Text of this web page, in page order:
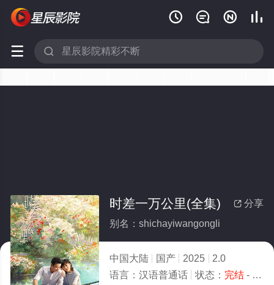
   
 
 分享
时差一万公里(全集)
别名：shichayiwangongli
中国大陆 国产 2025
2.0
语言： 汉语普通话 状态： 完结- 免费在线观看